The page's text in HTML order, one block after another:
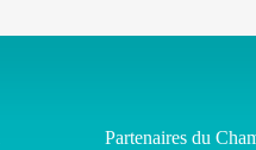
Partenaires du